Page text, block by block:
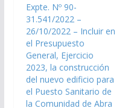
Expte. Nº 90-
31.541/2022 –
26/10/2022 – Incluir en
el Presupuesto
General, Ejercicio
2023, la construcción
del nuevo edificio para
el Puesto Sanitario de
la Comunidad de Abra